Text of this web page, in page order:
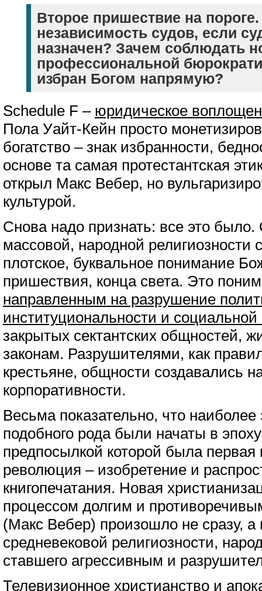
Второе пришествие на
независимость судов, если
назначен? Зачем соблюдать
профессиональной
избран Богом напрямую?
Schedule F – юридическое
Пола Уайт-Кейн просто
богатство – знак избранности,
основе та самая протестантская
открыл Макс Вебер, но
культурой.
Снова надо признать: все это
массовой, народной религиозности
плотское, буквальное понимание
пришествия, конца света. Это
направленным на разрушение
институциональности и
закрытых сектантских общностей,
законам. Разрушителями, как
крестьяне, общности создавались
корпоративности.
Весьма показательно, что
подобного рода были начаты в
предпосылкой которой была
революция – изобретение и
книгопечатания. Новая
процессом долгим и
(Макс Вебер) произошло не сразу, а
средневековой религиозности,
ставшего агрессивным и
Телевизионное христианство и